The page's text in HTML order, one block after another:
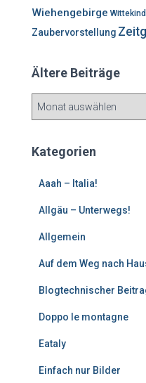
Wiehengebirge
Zaubervorstellung
Ältere Beiträge
e
Kategorien
Aaah – Italia!
Allgäu – Unterwegs!
Allgemein
Auf dem Weg nach
Blogtechnischer
Doppo le montagne
Eataly
Einfach nur Bilder